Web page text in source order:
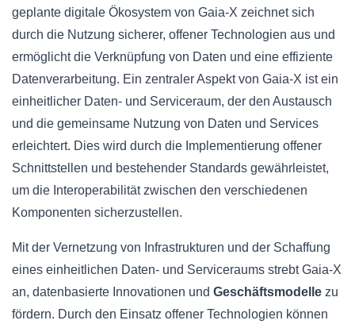
geplante digitale Ökosystem von Gaia-X zeichnet sich
durch die Nutzung sicherer, offener Technologien aus und
ermöglicht die Verknüpfung von Daten und eine effiziente
Datenverarbeitung. Ein zentraler Aspekt von Gaia-X ist ein
einheitlicher Daten- und Serviceraum, der den Austausch
und die gemeinsame Nutzung von Daten und Services
erleichtert. Dies wird durch die Implementierung offener
Schnittstellen und bestehender Standards gewährleistet,
um die Interoperabilität zwischen den verschiedenen
Komponenten sicherzustellen.
Mit der Vernetzung von Infrastrukturen und der Schaffung
eines einheitlichen Daten- und Serviceraums strebt Gaia-X
an, datenbasierte Innovationen und Geschäftsmodelle zu
fördern. Durch den Einsatz offener Technologien können